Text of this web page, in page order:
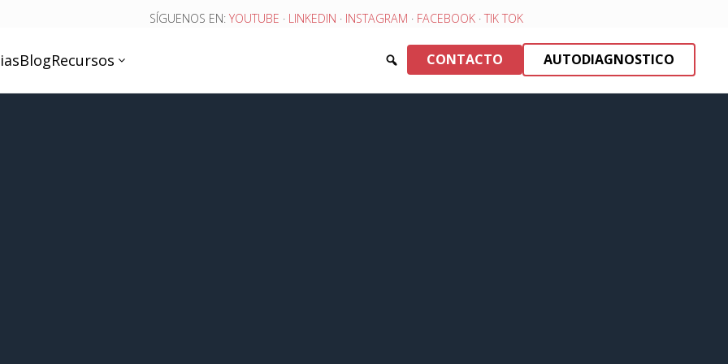
SÍGUENOS EN: YOUTUBE · LINKEDIN · INSTAGRAM · FACEBOOK· TIK TOK
BlogRecursos CONTACTO AUTODIAGNOSTICO